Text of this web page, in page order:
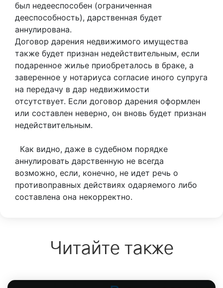
был недееспособен (ограниченная
дееспособность), дарственная будет
аннулирована.
Договор дарения недвижимого имущества
также будет признан недействительным, если
подаренное жилье приобреталось в браке, а
заверенное у нотариуса согласие иного супруга
на передачу в дар недвижимости
отсутствует. Если договор дарения оформлен
или составлен неверно, он вновь будет признан
недействительным.
Как видно, даже в судебном порядке
аннулировать дарственную не всегда
возможно, если, конечно, не идет речь о
противоправных действиях одаряемого либо
составлена она некорректно.
Читайте также